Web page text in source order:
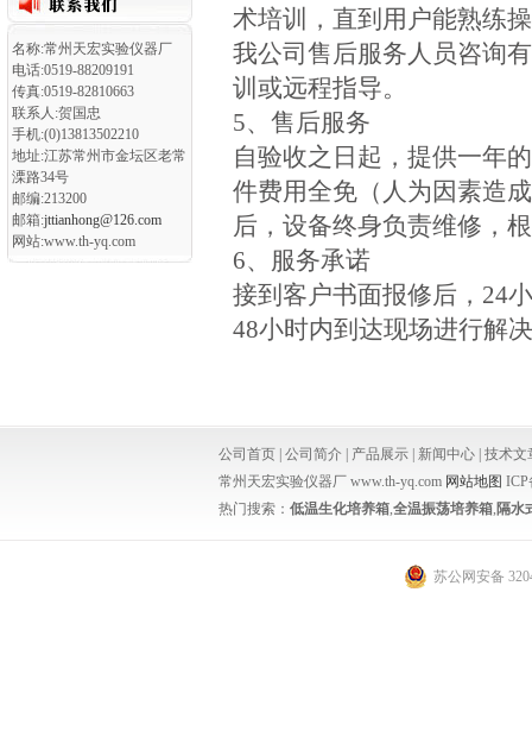
名称:常州天宏实验仪器厂
电话:0519-88209191
传真:0519-82810663
联系人:贺国忠
手机:(0)13813502210
地址:江苏常州市金坛区老常
溧路34号
邮编:213200
邮箱:jttianhong@126.com
网站:www.th-yq.com
术培训，直到用户能熟练
我公司售后服务人员咨询
训或远程指导。
5、售后服务
自验收之日起，提供一年
件费用全免（人为因素造
后，设备终身负责维修，
6、服务承诺
接到客户书面报修后，24
48小时内到达现场进行解
公司首页 公司简介 产品展示 新闻中心 技术文
常州天宏实验仪器厂 www.th-yq.com 网站地图
热门搜索： 低温生化培养箱,全温振荡培养箱, 隔水
苏公网安备